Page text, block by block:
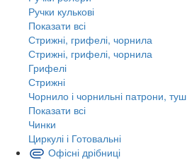
Ручки кулькові
Показати всі
Стрижні, грифелі, чорнила
Стрижні, грифелі, чорнила
Грифелі
Стрижні
Чорнило і чорнильні патрони, туш
Показати всі
Чинки
Циркулі і Готовальні
Офісні дрібниці